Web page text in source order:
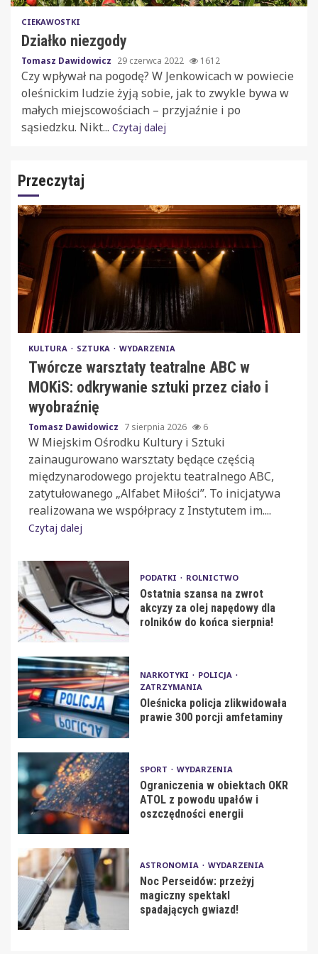
CIEKAWOSTKI
Działko niezgody
Tomasz Dawidowicz 29 czerwca 2022 1612
Czy wpływał na pogodę? W Jenkowicach w powiecie
oleśnickim ludzie żyją sobie, jak to zwykle bywa w
małych miejscowościach – przyjaźnie i po
sąsiedzku. Nikt... Czytaj dalej
Przeczytaj
KULTURA SZTUKA WYDARZENIA
Twórcze warsztaty teatralne ABC w
MOKiS: odkrywanie sztuki przez ciało i
wyobraźnię
Tomasz Dawidowicz 7 sierpnia 2026 6
W Miejskim Ośrodku Kultury i Sztuki
zainaugurowano warsztaty będące częścią
międzynarodowego projektu teatralnego ABC,
zatytułowanego „Alfabet Miłości”. To inicjatywa
realizowana we współpracy z Instytutem im....
Czytaj dalej
PODATKI ROLNICTWO
Ostatnia szansa na zwrot
akcyzy za olej napędowy dla
rolników do końca sierpnia!
NARKOTYKI
POLICJA
ZATRZYMANIA
Oleśnicka policja zlikwidowała
prawie 300 porcji amfetaminy
SPORT WYDARZENIA
Ograniczenia w obiektach OKR
ATOL z powodu upałów i
oszczędności energii
ASTRONOMIA WYDARZENIA
Noc Perseidów: przeżyj
magiczny spektakl
spadających gwiazd!